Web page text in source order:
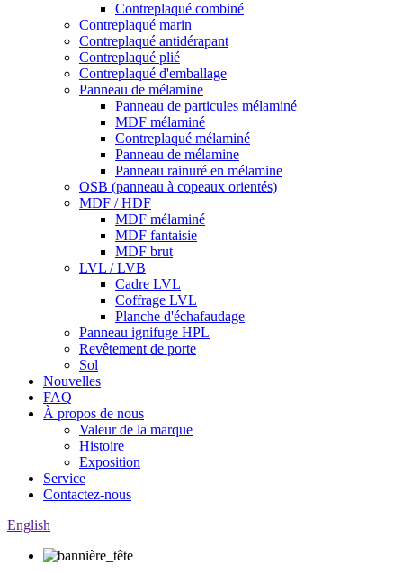
Contreplaqué combiné
Contreplaqué marin
Contreplaqué antidérapant
Contreplaqué plié
Contreplaqué d'emballage
Panneau de mélamine
Panneau de particules mélaminé
MDF mélaminé
Contreplaqué mélaminé
Panneau de mélamine
Panneau rainuré en mélamine
OSB (panneau à copeaux orientés)
MDF / HDF
MDF mélaminé
MDF fantaisie
MDF brut
LVL / LVB
Cadre LVL
Coffrage LVL
Planche d'échafaudage
Panneau ignifuge HPL
Revêtement de porte
Sol
Nouvelles
FAQ
À propos de nous
Valeur de la marque
Histoire
Exposition
Service
Contactez-nous
English